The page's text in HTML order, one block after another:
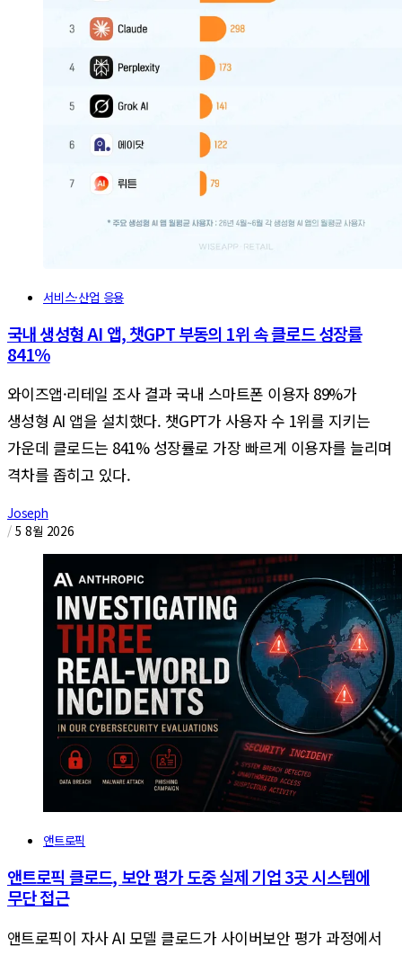
서비스·산업 응용
국내 생성형 AI 앱, 챗GPT 부동의 1위 속 클로드 성장률
841%
와이즈앱·리테일 조사 결과 국내 스마트폰 이용자 89%가
생성형 AI 앱을 설치했다. 챗GPT가 사용자 수 1위를 지키는
가운데 클로드는 841% 성장률로 가장 빠르게 이용자를 늘리며
격차를 좁히고 있다.
Joseph
/ 5 8월 2026
앤트로픽
앤트로픽 클로드, 보안 평가 도중 실제 기업 3곳 시스템에
무단 접근
앤트로픽이 자사 AI 모델 클로드가 사이버보안 평가 과정에서